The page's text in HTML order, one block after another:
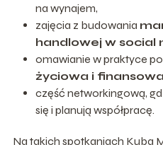
na wynajem,
zajęcia z budowania
handlowej w social
omawianie w praktyce
życiowa i finansowa
część networkingową,
się i planują współpracę.
Na takich spotkaniach Kuba